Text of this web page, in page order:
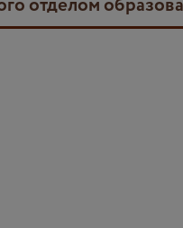
отделом